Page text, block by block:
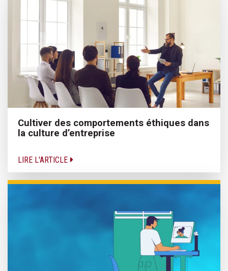
Cultiver des comportements éthiques dans
la culture d’entreprise
LIRE L'ARTICLE